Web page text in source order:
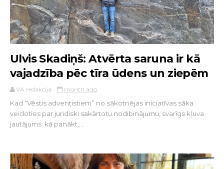
Ulvis Skadiņš: Atvērta saruna ir kā
vajadzība pēc tīra ūdens un ziepēm
VA redakcija month ago
Kad “Vēstis adventistiem” no sākotnējas iniciatīvas sāka
veidoties par juridiski sakārtotu nodibinājumu, svarīgs kļuva
jautājums: kā panākt,...